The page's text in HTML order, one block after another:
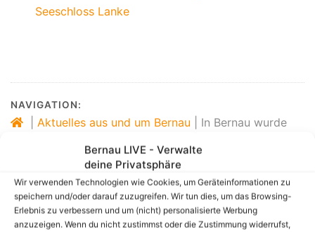
Bernau LIVE - Verwalte
deine Privatsphäre
Wir verwenden Technologien wie Cookies, um Geräteinformationen zu
speichern und/oder darauf zuzugreifen. Wir tun dies, um das Browsing-
Erlebnis zu verbessern und um (nicht) personalisierte Werbung
anzuzeigen. Wenn du nicht zustimmst oder die Zustimmung widerrufst,
Seeschloss Lanke
NAVIGATION:
Aktuelles aus und um Bernau
In Bernau wurde
Link zum Beitrag kopieren